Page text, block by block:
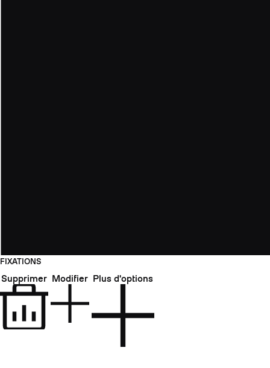
FIXATIONS
Supprimer Modifier Plus d'options